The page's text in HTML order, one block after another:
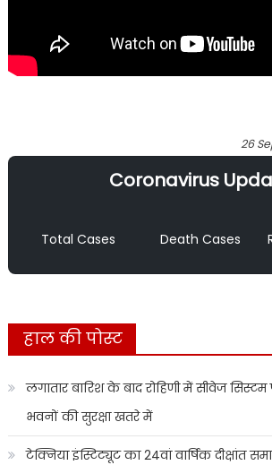
26
Coronavirus
Total Cases Death Cases
हाल की पोस्ट
लगातार बारिश के बाद रोहिणी में सीवेज सिस्टम
भवनों की सुरक्षा खतरे में
टेक्निया इंस्टिट्यूट का 24वां वार्षिक दीक्षांत